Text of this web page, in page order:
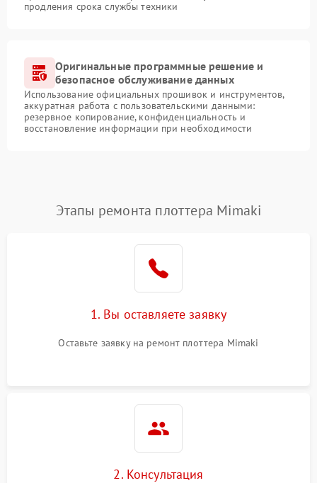
продления срока службы техники
Оригинальные программные решение и
безопасное обслуживание данных
Использование официальных прошивок и инструментов,
аккуратная работа с пользовательскими данными:
резервное копирование, конфиденциальность и
восстановление информации при необходимости
Этапы ремонта плоттера Mimaki
1. Вы оставляете заявку
Оставьте заявку на ремонт плоттера Mimaki
2. Консультация